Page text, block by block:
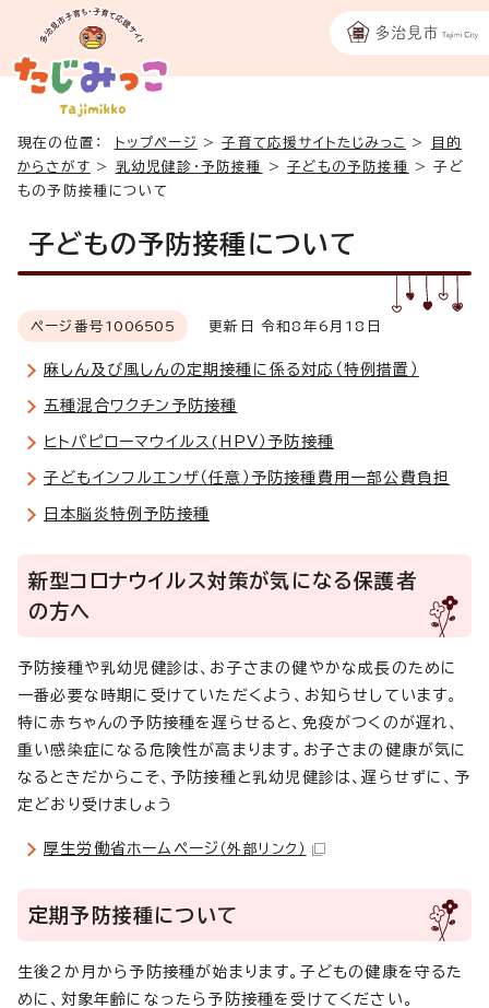
現在の位置： トップページ >子育て応援サイトたじみっこ >
目的
からさがす > 乳幼児健診・予防接種 >子どもの予防接種 >子ど
もの予防接種について
子どもの予防接種について
ページ番号 1006505 更新日 令和8年6月18日
麻しん及び風しんの定期接種に係る対応（特例措置）
五種混合ワクチン予防接種
ヒトパピローマウイルス(HPV）予防接種
子どもインフルエンザ（任意）予防接種費用一部公費負担
日本脳炎特例予防接種
新型コロナウイルス対策が気になる保護者
の方へ
予防接種や乳幼児健診は、お子さまの健やかな成長のために
一番必要な時期に受けていただくよう、お知らせしています。
特に赤ちゃんの予防接種を遅らせると、免疫がつくのが遅れ、
重い感染症になる危険性が高まります。お子さまの健康が気に
なるときだからこそ、予防接種と乳幼児健診は、遅らせずに、予
定どおり受けましょう
厚生労働省ホームページ （外部リンク）
定期予防接種について
生後2か月から予防接種が始まります。子どもの健康を守るた
めに、対象年齢になったら予防接種を受けてください。